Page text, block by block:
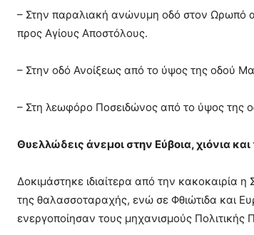
– Στην παραλιακή ανώνυμη οδό στον Ωρωπό
προς Αγίους Αποστόλους.
– Στην οδό Ανοίξεως από το ύψος της οδού
– Στη λεωφόρο Ποσειδώνος από το ύψος της
Θυελλώδεις άνεμοι στην Εύβοια, χιόνια
Δοκιμάστηκε ιδιαίτερα από την κακοκαιρία
της θαλασσοταραχής, ενώ σε Φθιώτιδα και
ενεργοποίησαν τους μηχανισμούς Πολιτικής